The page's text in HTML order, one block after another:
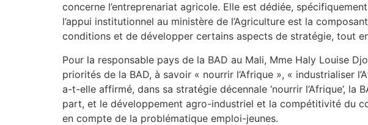
concerne l’entreprenariat agricole. Elle est dédiée,
l’appui institutionnel au ministère de l’Agriculture est la
conditions et de développer certains aspects de stratégie, tout
Pour la responsable pays de la BAD au Mali, Mme Haly Louise
priorités de la BAD, à savoir « nourrir l’Afrique », « industrialiser
a-t-elle affirmé, dans sa stratégie décennale ‘nourrir l’Afrique’,
part, et le développement agro-industriel et la compétitivité du
en compte de la problématique emploi-jeunes.